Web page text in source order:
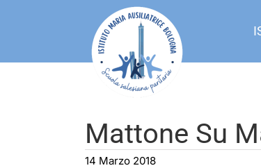
Mattone Su
14 Marzo 2018